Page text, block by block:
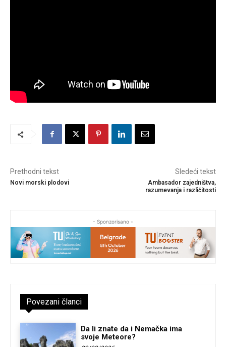
Prethodni tekst
Novi morski plodovi
Sledeći tekst
Ambasador zajedništva,
razumevanja i različitosti
- Sponzorisano -
Povezani članci
Da li znate da i Nemačka ima
svoje Meteore?